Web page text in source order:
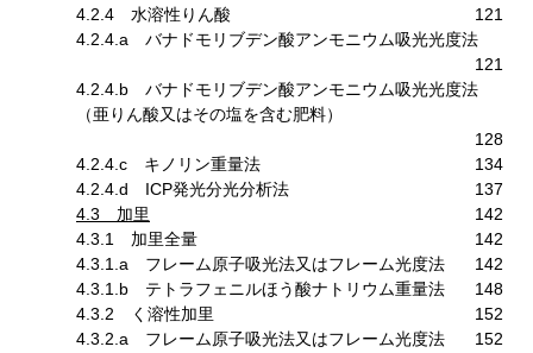
4.2.4 水溶性りん酸
121
4.2.4.a バナドモリブデン酸アンモニウム吸光光度法
121
4.2.4.b バナドモリブデン酸アンモニウム吸光光度法
（亜りん酸又はその塩を含む肥料）
128
4.2.4.c キノリン重量法
134
4.2.4.d ICP発光分光分析法
137
4.3 加里
142
4.3.1 加里全量
142
4.3.1.a フレーム原子吸光法又はフレーム光度法
142
4.3.1.b テトラフェニルほう酸ナトリウム重量法
148
4.3.2 く溶性加里
152
4.3.2.a フレーム原子吸光法又はフレーム光度法
152